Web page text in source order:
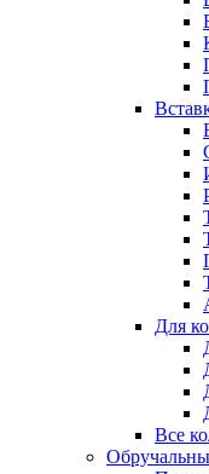
Для
Все